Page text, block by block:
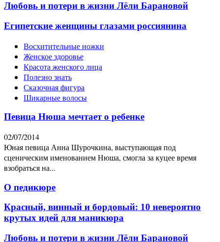
Любовь и потери в жизни Лёли Барановой
Египетские женщины глазами россиянина
Восхитительные ножки
Женское здоровье
Красота женского лица
Полезно знать
Сказочная фигура
Шикарные волосы
Певица Нюша мечтает о ребенке
02/07/2014
Юная певица Анна Шурочкина, выступающая под
сценическим именованием Нюша, смогла за куцее время
взобраться на...
О педикюре
Красный, винный и бордовый: 10 невероятно
крутых идей для маникюра
Любовь и потери в жизни Лёли Барановой